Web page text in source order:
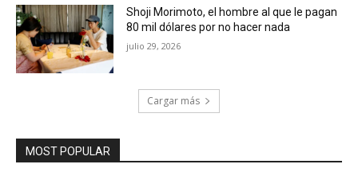
Shoji Morimoto, el hombre al que le pagan
80 mil dólares por no hacer nada
julio 29, 2026
Cargar más
MOST POPULAR